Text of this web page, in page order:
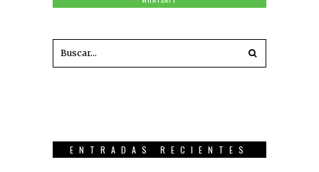
ENTRADAS RECIENTES